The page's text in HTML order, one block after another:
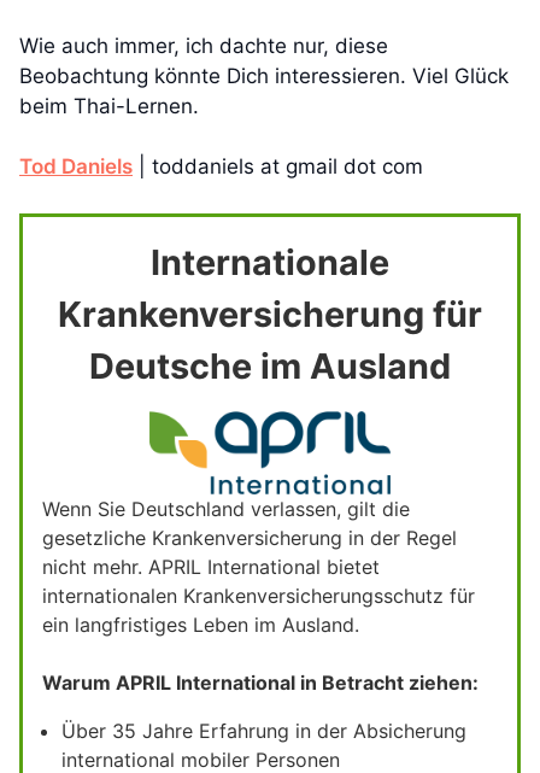
Wie auch immer, ich dachte nur, diese
Beobachtung könnte Dich interessieren. Viel Glück
beim Thai-Lernen.
Tod Daniels | toddaniels at gmail dot com
Internationale
Krankenversicherung für
Deutsche im Ausland
Wenn Sie Deutschland verlassen, gilt die
gesetzliche Krankenversicherung in der Regel
nicht mehr. APRIL International bietet
internationalen Krankenversicherungsschutz für
ein langfristiges Leben im Ausland.
Warum APRIL International in Betracht ziehen:
Über 35 Jahre Erfahrung in der Absicherung
international mobiler Personen